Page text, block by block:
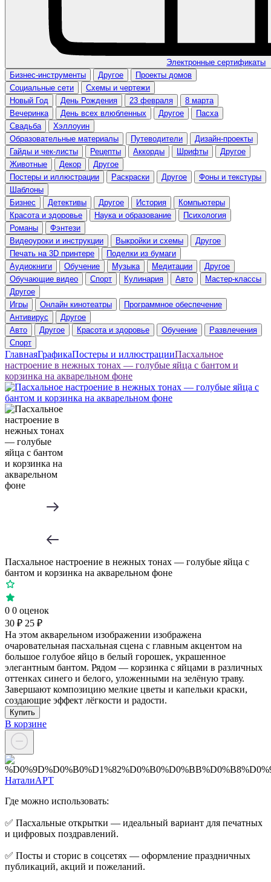
Электронные сертификаты
Бизнес-инструменты
Другое
Проекты домов
Социальные сети
Схемы и чертежи
Новый Год
День Рождения 23 февраля
8 марта
Вечеринка
День всех влюбленных Другое
Пасха
Свадьба
Хэллоуин
Образовательные материалы
Путеводители
Дизайн-проекты
Гайды и чек-листы
Рецепты Аккорды Шрифты
Другое
Животные
Декор
Другое
Постеры и иллюстрации
Раскраски Другое
Фоны и текстуры
Шаблоны
Бизнес
Детективы Другое История
Компьютеры
Красота и здоровье
Наука и образование
Психология
Романы
Фэнтези
Видеоуроки и инструкции
Выкройки и схемы
Другое
Печать на 3D принтере
Поделки из бумаги
Аудиокниги
Обучение Музыка Медитации
Другое
Обучающие видео
Спорт Кулинария Авто
Мастер-классы
Другое
Игры
Онлайн кинотеатры
Программное обеспечение
Антивирус
Другое
Авто
Другое Красота и здоровье Обучение
Развлечения
Спорт
ГлавнаяГрафикаПостеры и иллюстрацииПасхальное
настроение в нежных тонах — голубые яйца с бантом и
корзинка на акварельном фоне
Пасхальное настроение в нежных тонах — голубые яйца с
бантом и корзинка на акварельном фоне
0 0 оценок
30 ₽ 25 ₽
На этом акварельном изображении изображена
очаровательная пасхальная сцена с главным акцентом на
большое голубое яйцо в белый горошек, украшенное
элегантным бантом. Рядом — корзинка с яйцами в различных
оттенках синего и белого, уложенными на зелёную траву.
Завершают композицию мелкие цветы и капельки краски,
создающие эффект лёгкости и радости.
Купить
В корзине
НаталиАРТ
Где можно использовать:
✅ Пасхальные открытки — идеальный вариант для печатных
и цифровых поздравлений.
✅ Посты и сторис в соцсетях — оформление праздничных
публикаций, акций и пожеланий.